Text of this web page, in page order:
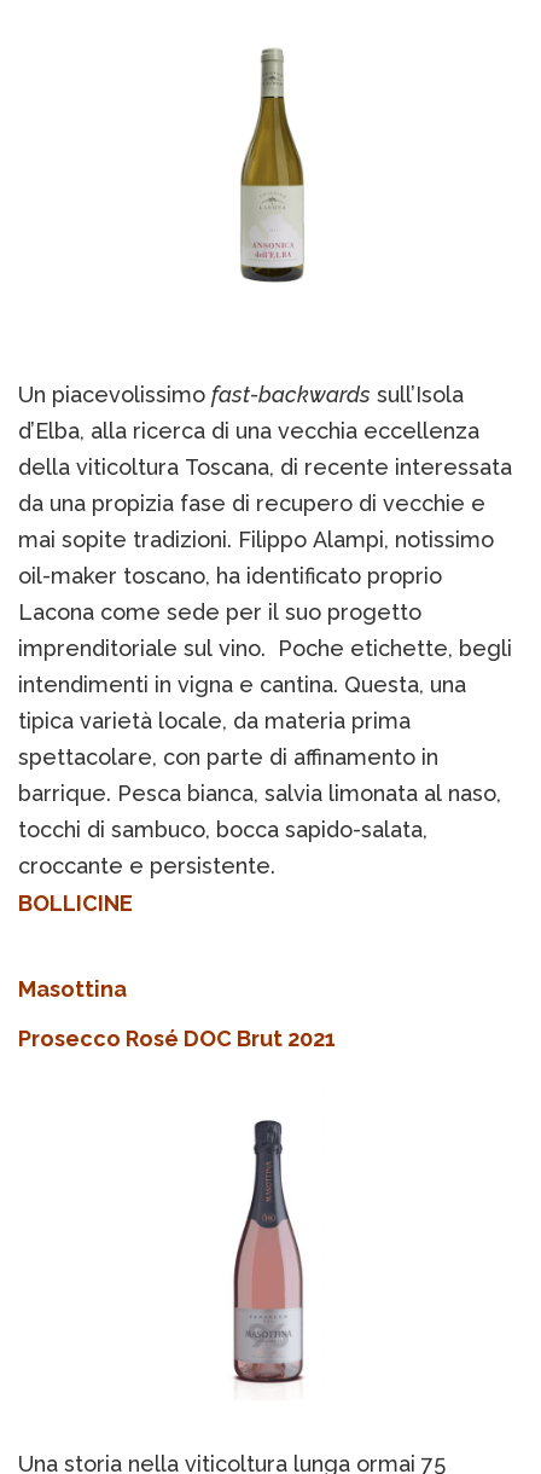
Un piacevolissimo fast-backwards sull’Isola
d’Elba, alla ricerca di una vecchia eccellenza
della viticoltura Toscana, di recente interessata
da una propizia fase di recupero di vecchie e
mai sopite tradizioni. Filippo Alampi, notissimo
oil-maker toscano, ha identificato proprio
Lacona come sede per il suo progetto
imprenditoriale sul vino. Poche etichette, begli
intendimenti in vigna e cantina. Questa, una
tipica varietà locale, da materia prima
spettacolare, con parte di affinamento in
barrique. Pesca bianca, salvia limonata al naso,
tocchi di sambuco, bocca sapido-salata,
croccante e persistente.
BOLLICINE
Masottina
Prosecco Rosé DOC Brut 2021
Una storia nella viticoltura lunga ormai 75